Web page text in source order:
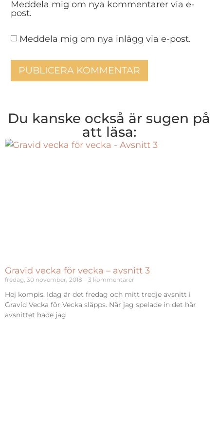
Meddela mig om nya kommentarer via e-
post.
Meddela mig om nya inlägg via e-post.
Du kanske också är sugen på
att läsa:
Gravid vecka för vecka – avsnitt 3
fredag, 30 november, 2018 3 kommentarer
Hej kompis. Idag är det fredag och mitt tredje avsnitt i
Gravid Vecka för Vecka släpps. När jag spelade in det här
avsnittet hade jag